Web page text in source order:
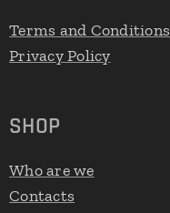
Terms and Conditions
Privacy Policy
SHOP
Who are we
Contacts